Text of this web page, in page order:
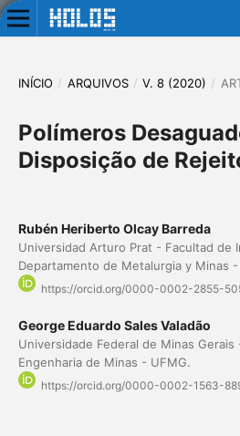
INÍCIO / ARQUIVOS / V. 8 (2020) /
Polímeros
Disposição de
Rubén Heriberto Olcay Barreda
Universidad Arturo Prat - Facultad de
Departamento de Metalurgia y Minas -
https://orcid.org/0000-0002-2855-
George Eduardo Sales Valadão
Universidade Federal de Minas
Engenharia de Minas - UFMG.
https://orcid.org/0000-0002-1563-